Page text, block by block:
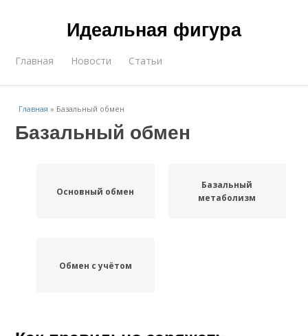
Идеальная фигура
Главная Новости Статьи
Главная » Базальный обмен
Базальный обмен
Основный обмен
Базальный
метаболизм
Обмен с учётом